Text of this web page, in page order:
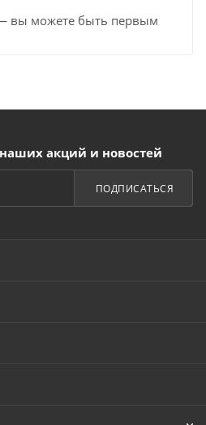
вы можете быть первым
акций и новостей
ПОДПИСАТЬСЯ